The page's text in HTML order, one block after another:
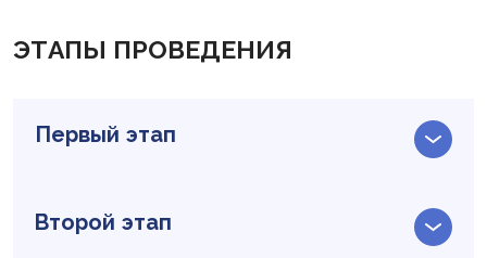
ЭТАПЫ ПРОВЕДЕНИЯ
Первый этап
Второй этап